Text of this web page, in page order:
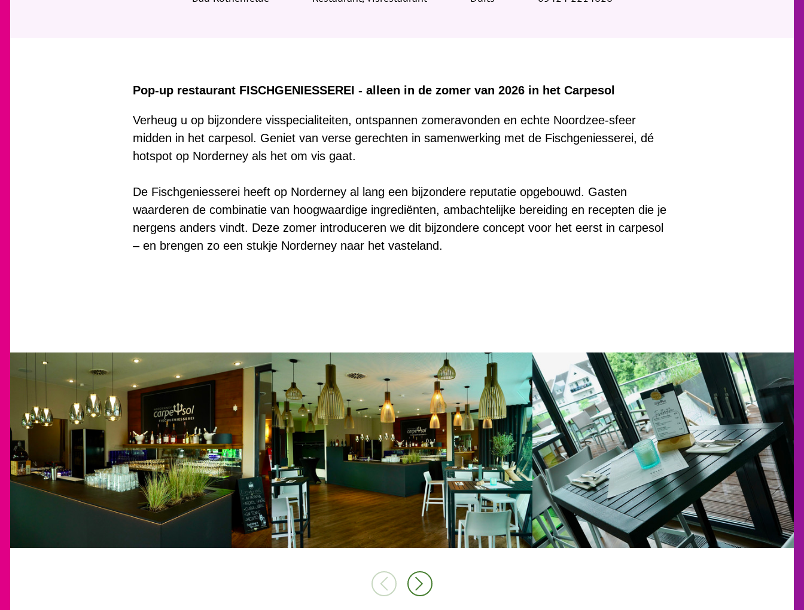
Pop-up restaurant FISCHGENIESSEREI - alleen in de zomer van 2026 in het Carpesol
Verheug u op bijzondere visspecialiteiten, ontspannen zomeravonden en echte Noordzee-sfeer
midden in het carpesol. Geniet van verse gerechten in samenwerking met de Fischgeniesserei, dé
hotspot op Norderney als het om vis gaat.
De Fischgeniesserei heeft op Norderney al lang een bijzondere reputatie opgebouwd. Gasten
waarderen de combinatie van hoogwaardige ingrediënten, ambachtelijke bereiding en recepten die je
nergens anders vindt. Deze zomer introduceren we dit bijzondere concept voor het eerst in carpesol
– en brengen zo een stukje Norderney naar het vasteland.